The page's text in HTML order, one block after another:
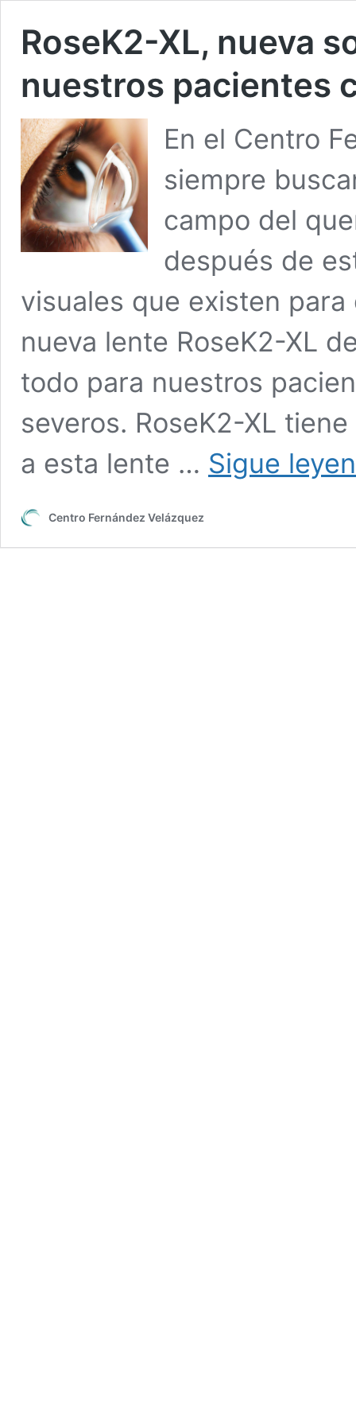
RoseK2-XL, nueva
nuestros pacientes
En el Centro
siempre
campo del
después de
visuales que existen
nueva lente RoseK2-XL
todo para nuestros
severos. RoseK2-XL
a esta lente … Sigue
Centro Fernández Velázquez